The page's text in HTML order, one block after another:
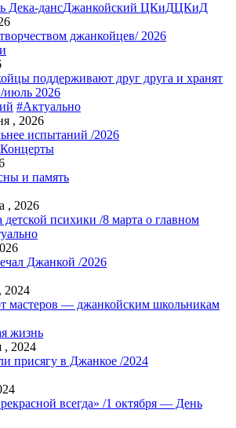
Дека-дансДжанкойский ЦКиДЦКиД
джанкойцев/ 2026
поддерживают друг друга и хранят
июль 2026
#Актуально
, 2026
испытаний /2026
и память
, 2026
психики /8 марта о главном
Джанкой /2026
2024
мастеров — джанкойским школьникам
жизнь
, 2024
присягу в Джанкое /2024
всегда» /1 октября — День